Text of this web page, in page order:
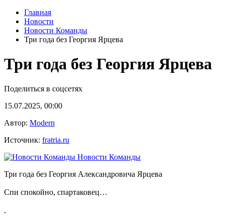
Главная
Новости
Новости Команды
Три года без Георгия Ярцева
Три года без Георгия Ярцева
Поделиться в соцсетях
15.07.2025, 00:00
Автор: Modern
Источник: fratria.ru
Новости Команды
Три года без Георгия Александровича Ярцева
Спи спокойно, спартаковец…